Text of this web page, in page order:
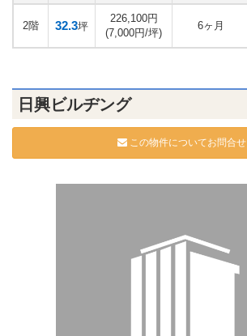
2階 32.3坪
226,100円
(7,000円/坪)
6ヶ月
日興ビルヂング
この物件についてお問合せ